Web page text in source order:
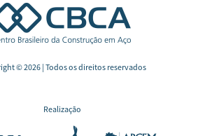
© 2026 | Todos os direitos reservados
Realização